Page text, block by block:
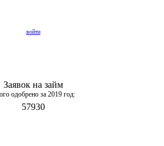
войти
Заявок на займ
одобрено за 2019 год:
57930